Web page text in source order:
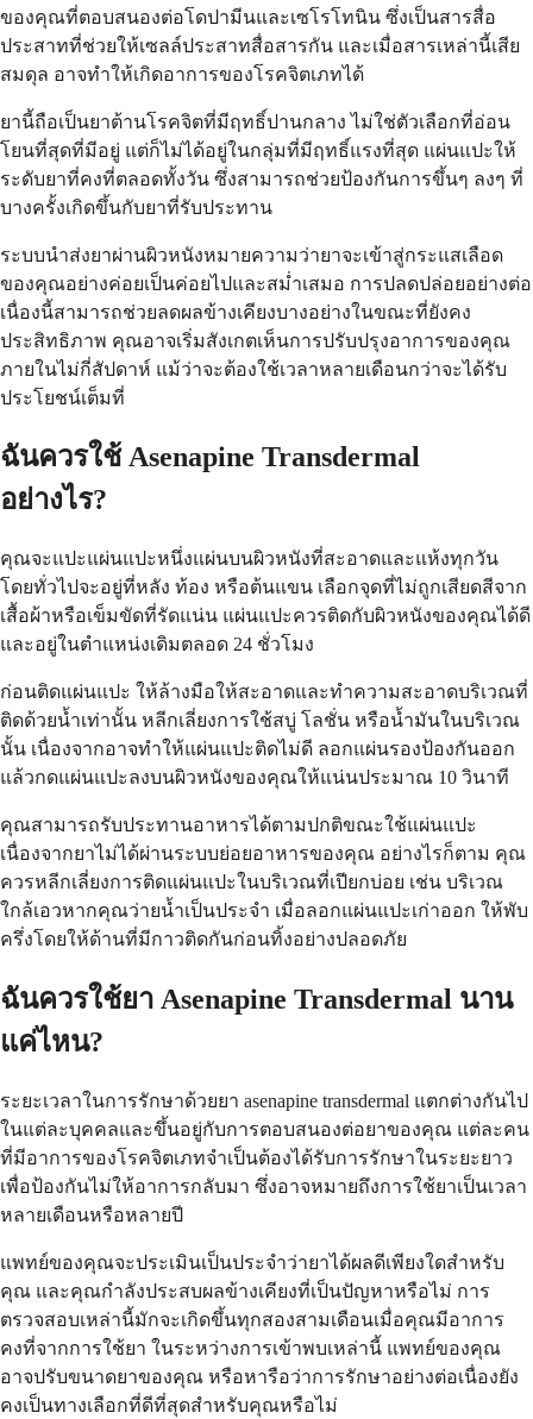
ของคุณที่ตอบสนองต่อโดปามีนและเซโรโทนิน ซึ่งเป็นสารสื่อ
ประสาทที่ช่วยให้เซลล์ประสาทสื่อสารกัน และเมื่อสารเหล่านี้เสีย
สมดุล อาจทำให้เกิดอาการของโรคจิตเภทได้
ยานี้ถือเป็นยาต้านโรคจิตที่มีฤทธิ์ปานกลาง ไม่ใช่ตัวเลือกที่อ่อน
โยนที่สุดที่มีอยู่ แต่ก็ไม่ได้อยู่ในกลุ่มที่มีฤทธิ์แรงที่สุด แผ่นแปะให้
ระดับยาที่คงที่ตลอดทั้งวัน ซึ่งสามารถช่วยป้องกันการขึ้นๆ ลงๆ ที่
บางครั้งเกิดขึ้นกับยาที่รับประทาน
ระบบนำส่งยาผ่านผิวหนังหมายความว่ายาจะเข้าสู่กระแสเลือด
ของคุณอย่างค่อยเป็นค่อยไปและสม่ำเสมอ การปลดปล่อยอย่างต่อ
เนื่องนี้สามารถช่วยลดผลข้างเคียงบางอย่างในขณะที่ยังคง
ประสิทธิภาพ คุณอาจเริ่มสังเกตเห็นการปรับปรุงอาการของคุณ
ภายในไม่กี่สัปดาห์ แม้ว่าจะต้องใช้เวลาหลายเดือนกว่าจะได้รับ
ประโยชน์เต็มที่
ฉันควรใช้ Asenapine Transdermal
อย่างไร?
คุณจะแปะแผ่นแปะหนึ่งแผ่นบนผิวหนังที่สะอาดและแห้งทุกวัน
โดยทั่วไปจะอยู่ที่หลัง ท้อง หรือต้นแขน เลือกจุดที่ไม่ถูกเสียดสีจาก
เสื้อผ้าหรือเข็มขัดที่รัดแน่น แผ่นแปะควรติดกับผิวหนังของคุณได้ดี
และอยู่ในตำแหน่งเดิมตลอด 24 ชั่วโมง
ก่อนติดแผ่นแปะ ให้ล้างมือให้สะอาดและทำความสะอาดบริเวณที่
ติดด้วยน้ำเท่านั้น หลีกเลี่ยงการใช้สบู่ โลชั่น หรือน้ำมันในบริเวณ
นั้น เนื่องจากอาจทำให้แผ่นแปะติดไม่ดี ลอกแผ่นรองป้องกันออก
แล้วกดแผ่นแปะลงบนผิวหนังของคุณให้แน่นประมาณ 10 วินาที
คุณสามารถรับประทานอาหารได้ตามปกติขณะใช้แผ่นแปะ
เนื่องจากยาไม่ได้ผ่านระบบย่อยอาหารของคุณ อย่างไรก็ตาม คุณ
ควรหลีกเลี่ยงการติดแผ่นแปะในบริเวณที่เปียกบ่อย เช่น บริเวณ
ใกล้เอวหากคุณว่ายน้ำเป็นประจำ เมื่อลอกแผ่นแปะเก่าออก ให้พับ
ครึ่งโดยให้ด้านที่มีกาวติดกันก่อนทิ้งอย่างปลอดภัย
ฉันควรใช้ยา Asenapine Transdermal นาน
แค่ไหน?
ระยะเวลาในการรักษาด้วยยา asenapine transdermal แตกต่างกันไป
ในแต่ละบุคคลและขึ้นอยู่กับการตอบสนองต่อยาของคุณ แต่ละคน
ที่มีอาการของโรคจิตเภทจำเป็นต้องได้รับการรักษาในระยะยาว
เพื่อป้องกันไม่ให้อาการกลับมา ซึ่งอาจหมายถึงการใช้ยาเป็นเวลา
หลายเดือนหรือหลายปี
แพทย์ของคุณจะประเมินเป็นประจำว่ายาได้ผลดีเพียงใดสำหรับ
คุณ และคุณกำลังประสบผลข้างเคียงที่เป็นปัญหาหรือไม่ การ
ตรวจสอบเหล่านี้มักจะเกิดขึ้นทุกสองสามเดือนเมื่อคุณมีอาการ
คงที่จากการใช้ยา ในระหว่างการเข้าพบเหล่านี้ แพทย์ของคุณ
อาจปรับขนาดยาของคุณ หรือหารือว่าการรักษาอย่างต่อเนื่องยัง
คงเป็นทางเลือกที่ดีที่สุดสำหรับคุณหรือไม่